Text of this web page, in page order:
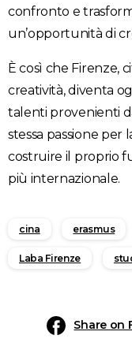
confronto e
un’opportunità di
È così che Firenze,
creatività, diventa
talenti provenienti
stessa passione per
costruire il proprio
più internazionale.
cina erasmus
Laba Firenze
Share on